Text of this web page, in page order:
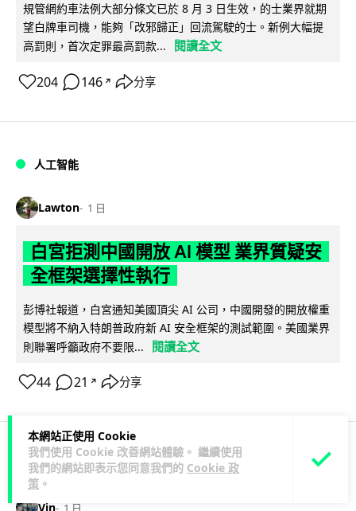
本網站正使用 Cookie
我們使用 Cookie 改善網站體驗。 繼續使用
我們的網站即表示您同意我們的 Cookie 政
策 。
規管網約車法例大部分條文已於 8 月 3 日生效，的士業界就期
望白牌車司機，能夠「改邪歸正」回流駕駛的士。新例大幅提
高罰則，首次定罪最高罰款...
閱讀全文
204 146 ↗ 分享
人工智能
Lawton 1 日
白宮拒測中國開放 AI 模型 業界質疑安
全框架選擇性執行
彭博社報道，白宮通知美國頂尖 AI 公司，中國開發的開放權重
模型將不納入特朗普政府新 AI 安全框架的測試範圍。美國業界
則聯署呼籲政府不要限...
閱讀全文
44 21 ↗ 分享
人工智能
Vin 1 日